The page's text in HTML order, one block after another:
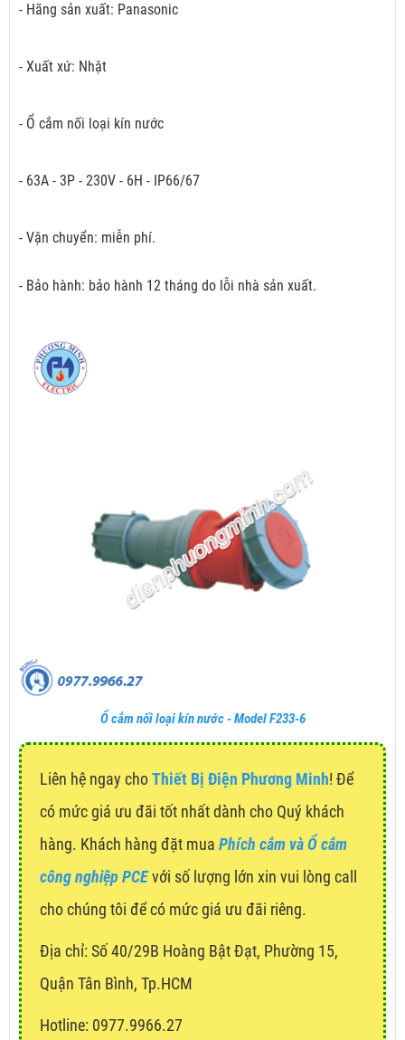
- Hãng sản xuất: Panasonic
- Xuất xứ: Nhật
- Ổ cắm nối loại kín nước
- 63A - 3P - 230V - 6H - IP66/67
- Vận chuyển: miễn phí.
- Bảo hành: bảo hành 12 tháng do lỗi nhà sản xuất.
Ổ cắm nối loại kín nước - Model F233-6
Liên hệ ngay choThiết Bị Điện Phương Minh! Để
có mức giá ưu đãi tốt nhất dành cho Quý khách
hàng. Khách hàng đặt mua Phích cắm và Ổ cắm
công nghiệp PCEvới số lượng lớn xin vui lòng call
cho chúng tôi để có mức giá ưu đãi riêng.
Địa chỉ: Số 40/29B Hoàng Bật Đạt, Phường 15,
Quận Tân Bình, Tp.HCM
Hotline: 0977.9966.27